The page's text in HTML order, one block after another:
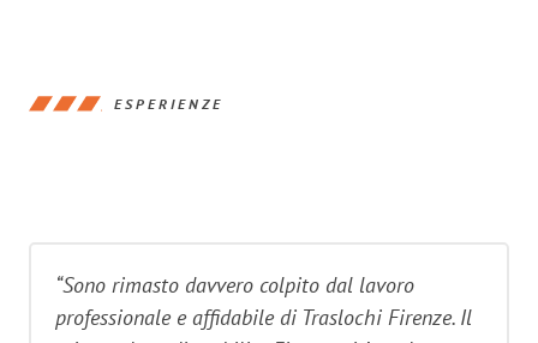
ESPERIENZE
“Sono rimasto davvero colpito dal lavoro
professionale e affidabile di Traslochi Firenze. Il